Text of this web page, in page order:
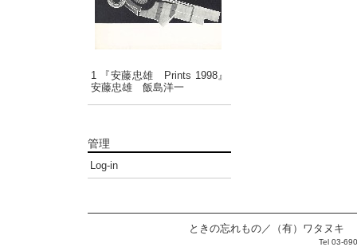
1 『安藤忠雄 Prints 1998』
安藤忠雄 飯島洋一
管理
Log-in
ときの忘れもの／（有）ワタヌキ
Tel 03-